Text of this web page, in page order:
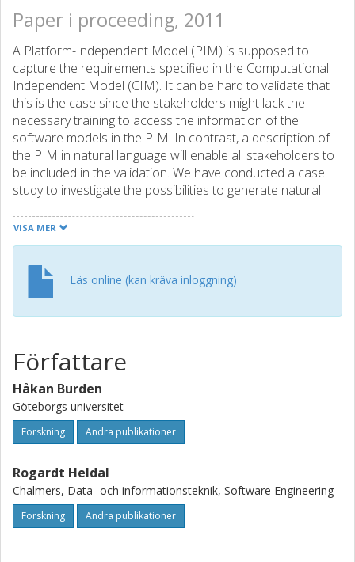
Paper i proceeding, 2011
A Platform-Independent Model (PIM) is supposed to
capture the requirements specified in the Computational
Independent Model (CIM). It can be hard to validate that
this is the case since the stakeholders might lack the
necessary training to access the information of the
software models in the PIM. In contrast, a description of
the PIM in natural language will enable all stakeholders to
be included in the validation. We have conducted a case
study to investigate the possibilities to generate natural
our case study we have considered a static part of the
PIM; the structure of the class diagram. The
class diagram was transformed into an intermediate
linguistic model using Grammatical Framework. In the
second step, the linguistic model is transformed into
original software models as well as include the underlying
motivations behind the design decisions.
VISA MER
Läs online (kan kräva inloggning)
Författare
Håkan Burden
Göteborgs universitet
Forskning Andra publikationer
Rogardt Heldal
Chalmers, Data- och informationsteknik, Software Engineering
Forskning Andra publikationer